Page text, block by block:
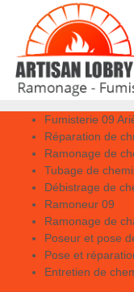
Fumisterie 09
Réparation de
Ramonage de
Tubage de
Débistrage de
Ramoneur 09
Ramonage de
Poseur et pose
Pose et
Entretien de